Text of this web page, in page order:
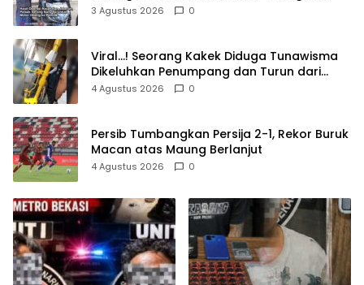
Pemilik
3 Agustus 2026 0
Viral…! Seorang Kakek Diduga Tunawisma
Dikeluhkan Penumpang dan Turun dari
TransJakarta Karena Bau Badan
4 Agustus 2026 0
Persib Tumbangkan Persija 2-1, Rekor Buruk
Macan atas Maung Berlanjut
4 Agustus 2026 0